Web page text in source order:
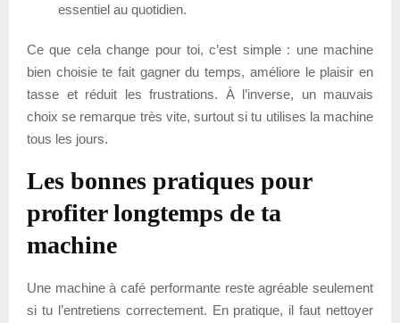
essentiel au quotidien.
Ce que cela change pour toi, c’est simple : une machine
bien choisie te fait gagner du temps, améliore le plaisir en
tasse et réduit les frustrations. À l’inverse, un mauvais
choix se remarque très vite, surtout si tu utilises la machine
tous les jours.
Les bonnes pratiques pour
profiter longtemps de ta
machine
Une machine à café performante reste agréable seulement
si tu l’entretiens correctement. En pratique, il faut nettoyer